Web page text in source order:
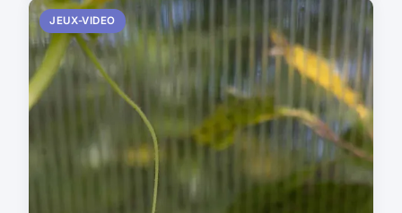
JEUX-VIDEO